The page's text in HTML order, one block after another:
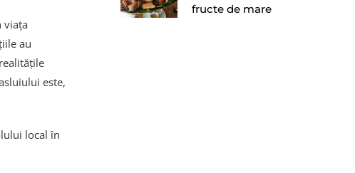
viața
au
este,
local în
fructe de mare